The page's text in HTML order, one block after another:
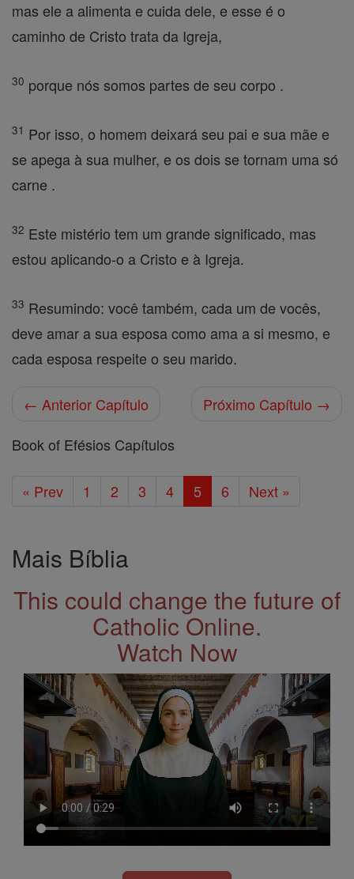
mas ele a alimenta e cuida dele, e esse é o
caminho de Cristo trata da Igreja,
30 porque nós somos partes de seu corpo .
31 Por isso, o homem deixará seu pai e sua mãe e
se apega à sua mulher, e os dois se tornam uma só
carne .
32 Este mistério tem um grande significado, mas
estou aplicando-o a Cristo e à Igreja.
33 Resumindo: você também, cada um de vocês,
deve amar a sua esposa como ama a si mesmo, e
cada esposa respeite o seu marido.
← Anterior Capítulo
Próximo Capítulo →
Book of Efésios Capítulos
« Prev 1 2 3 4 5 6 Next »
Mais Bíblia
This could change the future of
Catholic Online.
Watch Now